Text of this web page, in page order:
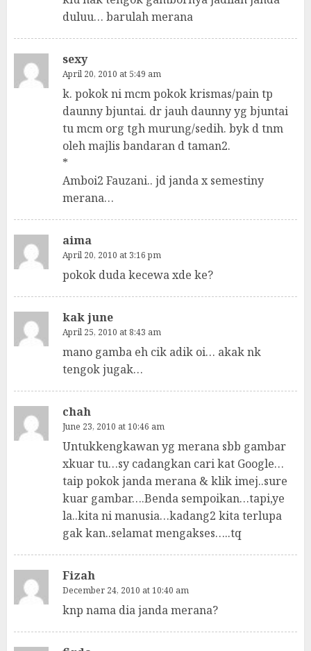
duluu… barulah merana
sexy
April 20, 2010 at 5:49 am
k. pokok ni mcm pokok krismas/pain tp
daunny bjuntai. dr jauh daunny yg bjuntai
tu mcm org tgh murung/sedih. byk d tnm
oleh majlis bandaran d taman2.
*
Amboi2 Fauzani.. jd janda x semestiny
merana…
aima
April 20, 2010 at 3:16 pm
pokok duda kecewa xde ke?
kak june
April 25, 2010 at 8:43 am
mano gamba eh cik adik oi… akak nk
tengok jugak…
chah
June 23, 2010 at 10:46 am
Untukkengkawan yg merana sbb gambar
xkuar tu…sy cadangkan cari kat Google…
taip pokok janda merana & klik imej..sure
kuar gambar….Benda sempoikan…tapi,ye
la..kita ni manusia…kadang2 kita terlupa
gak kan..selamat mengakses…..tq
Fizah
December 24, 2010 at 10:40 am
knp nama dia janda merana?